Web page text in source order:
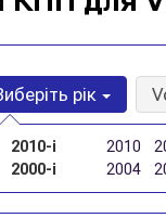
рік
2010-і 2010
2000-і
2004